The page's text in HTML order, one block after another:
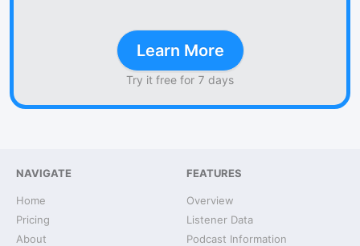
Learn More
Try it free for 7 days
NAVIGATE
Home
Pricing
About
FEATURES
Overview
Listener Data
Podcast Information